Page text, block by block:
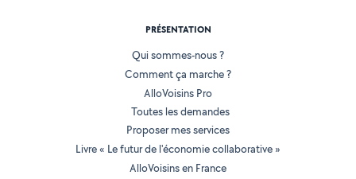
PRÉSENTATION
Qui sommes-nous ?
Comment ça marche ?
AlloVoisins Pro
Toutes les demandes
Proposer mes services
Livre « Le futur de l'économie collaborative »
AlloVoisins en France